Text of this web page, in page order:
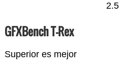
2.5
GFXBench T-Rex
Superior es mejor